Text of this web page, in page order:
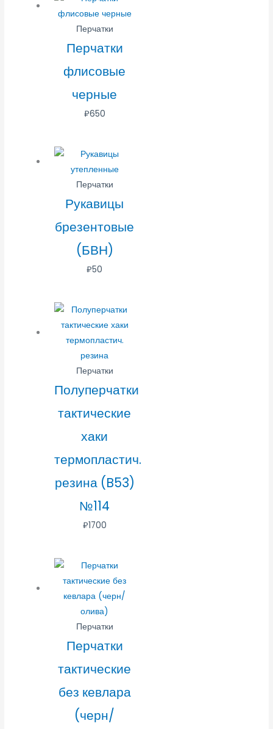
Перчатки
Перчатки
флисовые
черные
₽650
Перчатки
Рукавицы
брезентовые
(БВН)
₽50
Перчатки
Полуперчатки
тактические
хаки
термопластич.
резина (B53)
№114
₽1700
Перчатки
Перчатки
тактические
без кевлара
(черн/